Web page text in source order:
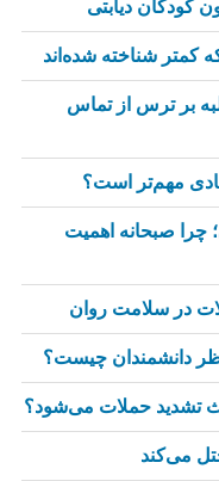
کودکان دیابتی
بر ترس از تماس
مهم‌تر است؟
صبحانه اهمیت
در سلامت روان
دانشمندان چیست؟
تشدید حملات می‌شود؟
می‌کند